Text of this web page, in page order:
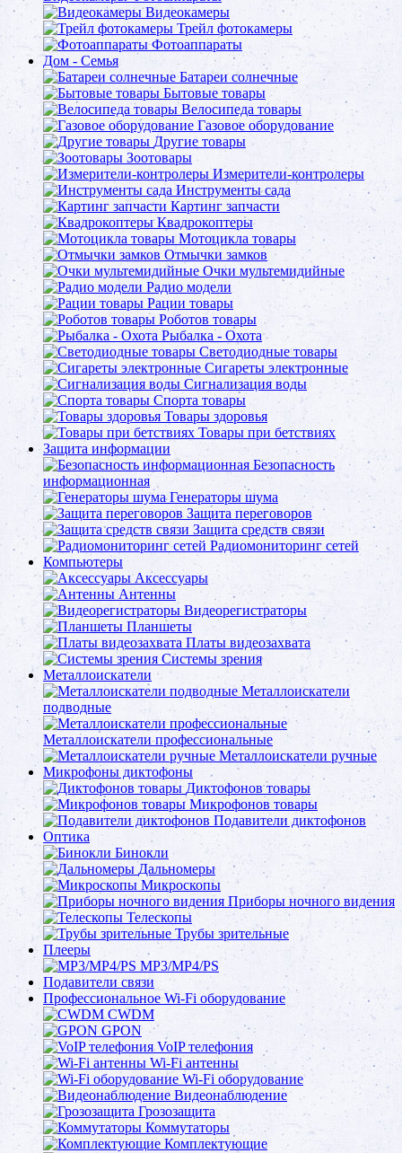
Видеокамеры
Трейл фотокамеры
Фотоаппараты
Дом - Семья
Батареи солнечные
Бытовые товары
Велосипеда товары
Газовое оборудование
Другие товары
Зоотовары
Измерители-контролеры
Инструменты сада
Картинг запчасти
Квадрокоптеры
Мотоцикла товары
Отмычки замков
Очки мультемидийные
Радио модели
Рации товары
Роботов товары
Рыбалка - Охота
Светодиодные товары
Сигареты электронные
Сигнализация воды
Спорта товары
Товары здоровья
Товары при бетствиях
Защита информации
Безопасность
информационная
Генераторы шума
Защита переговоров
Защита средств связи
Радиомониторинг сетей
Компьютеры
Аксессуары
Антенны
Видеорегистраторы
Планшеты
Платы видеозахвата
Системы зрения
Металлоискатели
Металлоискатели
подводные
Металлоискатели профессиональные
Металлоискатели ручные
Микрофоны диктофоны
Диктофонов товары
Микрофонов товары
Подавители диктофонов
Оптика
Бинокли
Дальномеры
Микроскопы
Приборы ночного видения
Телескопы
Трубы зрительные
Плееры
MP3/MP4/PS
Подавители связи
Профессиональное Wi-Fi оборудование
CWDM
GPON
VoIP телефония
Wi-Fi антенны
Wi-Fi оборудование
Видеонаблюдение
Грозозащита
Коммутаторы
Комплектующие